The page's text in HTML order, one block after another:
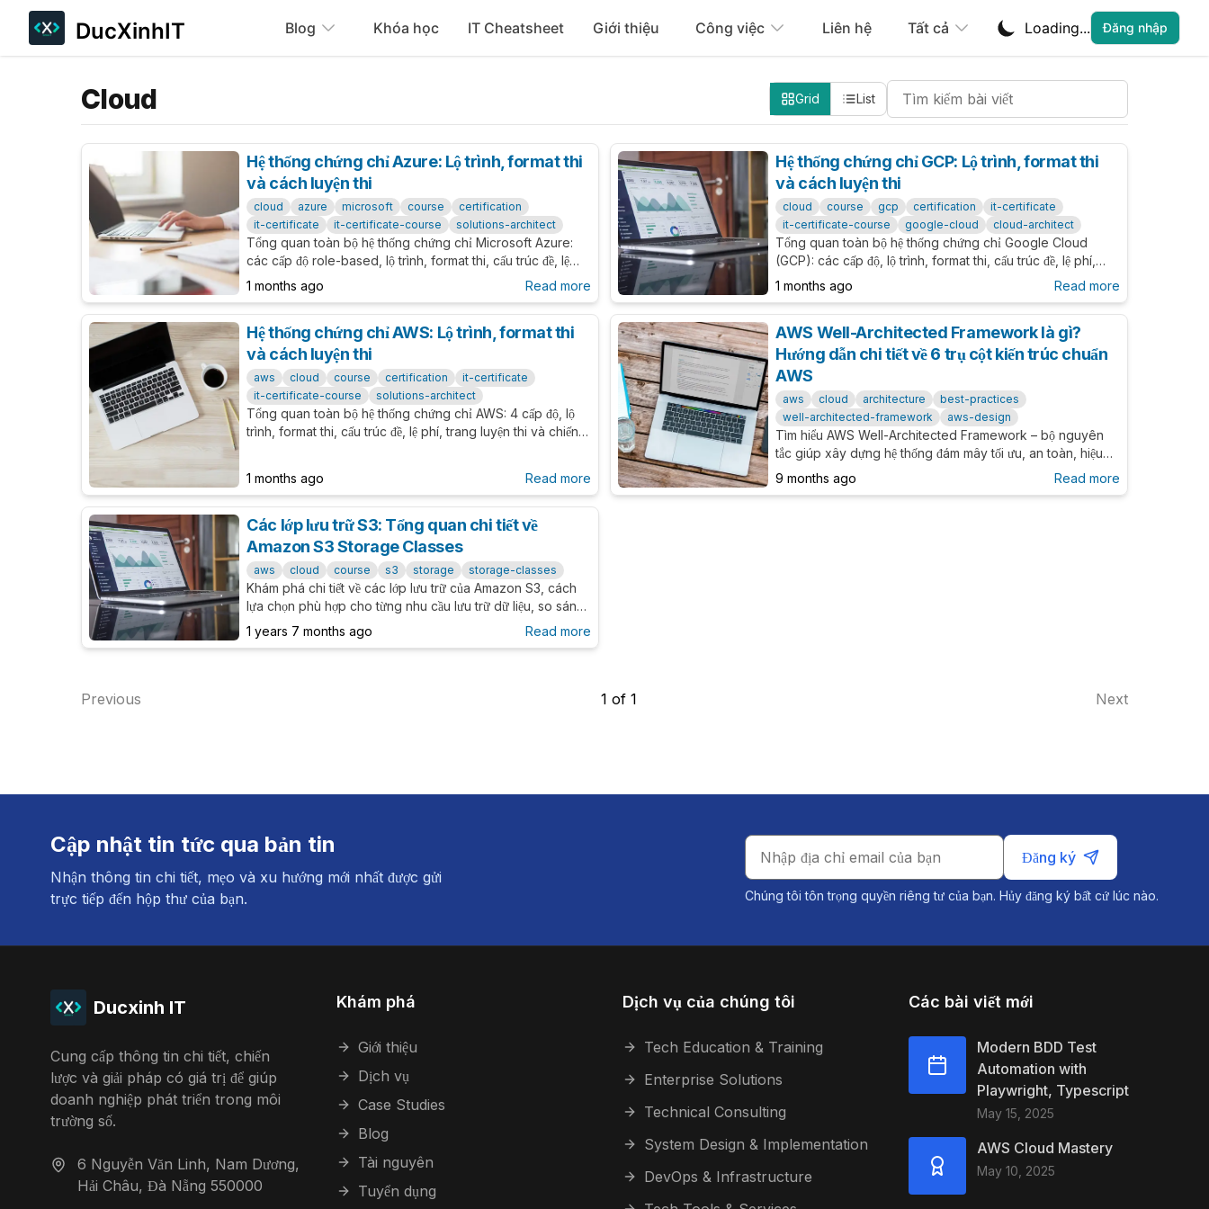
DucXinhIT Blog Khóa học IT Cheatsheet Giới thiệu Công việc Liên hệ Tất cả Loading... Đăng nhập
Cloud Grid List Search Cheatsheets
Hệ thống chứng chỉ Azure: Lộ trình, format thi
và cách luyện thi
cloud azure microsoft course
certification
it-certificate
it-certificate-course solutions-architect
Tổng quan toàn bộ hệ thống chứng chỉ Microsoft Azure:
các cấp độ role-based, lộ trình, format thi, cấu trúc đề, lệ
phí, trang luyện thi và chiến lược luyện dump an toàn cho
AZ-900, AZ-104 & AZ-305.
1 months ago Read more
Hệ thống chứng chỉ GCP: Lộ trình, format thi
và cách luyện thi
cloud course gcp certification
it-certificate
it-certificate-course
google-cloud cloud-architect
Tổng quan toàn bộ hệ thống chứng chỉ Google Cloud
(GCP): các cấp độ, lộ trình, format thi, cấu trúc đề, lệ phí,
trang luyện thi và chiến lược luyện dump an toàn cho ACE &
Professional Cloud Architect.
1 months ago Read more
Hệ thống chứng chỉ AWS: Lộ trình, format thi
và cách luyện thi
aws cloud course certification
it-certificate
it-certificate-course
solutions-architect
Tổng quan toàn bộ hệ thống chứng chỉ AWS: 4 cấp độ, lộ
trình, format thi, cấu trúc đề, lệ phí, trang luyện thi và chiến
1 months ago Read more
AWS Well-Architected Framework là gì?
Hướng dẫn chi tiết về 6 trụ cột kiến trúc chuẩn
AWS
aws cloud architecture
best-practices
well-architected-framework
aws-design
Tìm hiểu AWS Well-Architected Framework – bộ nguyên
tắc giúp xây dựng hệ thống đám mây tối ưu, an toàn, hiệu
suất cao và tiết kiệm chi phí theo tiêu chuẩn của Amazon
Web Services.
9 months ago Read more
Các lớp lưu trữ S3: Tổng quan chi tiết về
Amazon S3 Storage Classes
aws cloud course s3 storage storage-classes
Khám phá chi tiết về các lớp lưu trữ của Amazon S3, cách
lựa chọn phù hợp cho từng nhu cầu lưu trữ dữ liệu, so sánh
ưu nhược điểm và ví dụ thực tế.
1 years 7 months ago Read more
Previous 1 of 1 Next
Cập nhật tin tức qua bản tin
Nhận thông tin chi tiết, mẹo và xu hướng mới nhất được gửi
trực tiếp đến hộp thư của bạn.
Đăng ký
Chúng tôi tôn trọng quyền riêng tư của bạn. Hủy đăng ký bất cứ lúc nào.
Ducxinh IT
Cung cấp thông tin chi tiết, chiến
lược và giải pháp có giá trị để giúp
doanh nghiệp phát triển trong môi
trường số.
6 Nguyễn Văn Linh, Nam Dương,
Hải Châu, Đà Nẵng 550000
Khám phá
Giới thiệu
Dịch vụ
Case Studies
Blog
Tài nguyên
Tuyển dụng
Dịch vụ của chúng tôi
Tech Education & Training
Enterprise Solutions
Technical Consulting
System Design & Implementation
DevOps & Infrastructure
Các bài viết mới
Modern BDD Test
Automation with
Playwright, Typescript
May 15, 2025
AWS Cloud Mastery
May 10, 2025